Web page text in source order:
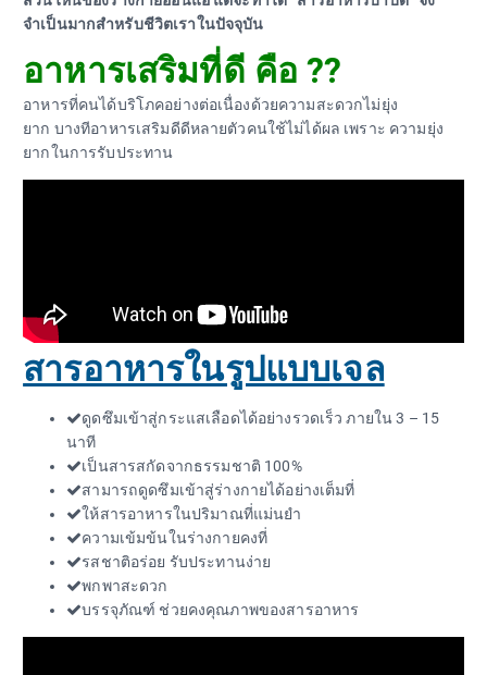
จำเป็นมากสำหรับชีวิตเราในปัจจุบัน
อาหารเสริมที่ดี คือ ??
อาหารที่คนได้บริโภคอย่างต่อเนื่องด้วยความสะดวกไม่ยุ่ง
ยาก บางทีอาหารเสริมดีดีหลายตัวคนใช้ไม่ได้ผล เพราะ ความยุ่ง
ยากในการรับประทาน
สารอาหารในรูปแบบเจล
ดูดซึมเข้าสู่กระแสเลือดได้อย่างรวดเร็ว ภายใน 3 – 15
นาที
เป็นสารสกัดจากธรรมชาติ 100%
สามารถดูดซึมเข้าสู่ร่างกายได้อย่างเต็มที่
ให้สารอาหารในปริมาณที่แม่นยำ
ความเข้มข้นในร่างกายคงที่
รสชาติอร่อย รับประทานง่าย
พกพาสะดวก
บรรจุภัณฑ์ ช่วยคงคุณภาพของสารอาหาร